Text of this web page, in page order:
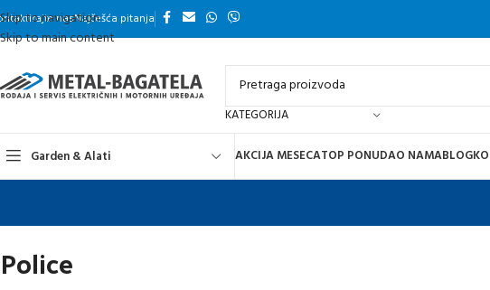
Skip to navigation
Skip to main content
nasNajčešća pitanja
KATEGORIJA
Garden & Alati AKCIJA MESECATOP PONUDAO NAMABLOG
Police